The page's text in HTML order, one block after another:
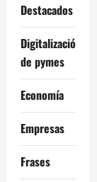
Destacados
Digitalización
de pymes
Economía
Empresas
Frases